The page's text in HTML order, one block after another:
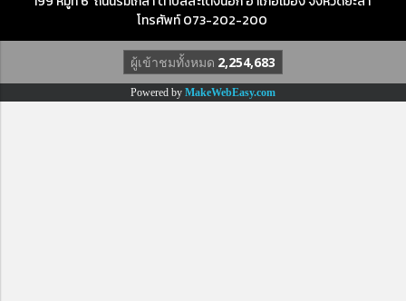
โทรศัพท์ 073-202-200
ผู้เข้าชมทั้งหมด 2,254,683
Powered by MakeWebEasy.com